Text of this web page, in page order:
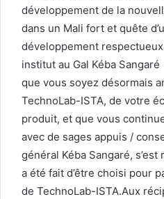
développement de la
dans un Mali fort et quête
développement
institut au Gal Kéba
que vous soyez désormais
TechnoLab-ISTA, de votre
produit, et que vous
avec de sages appuis /
général Kéba Sangaré,
a été fait d’être choisi pour
de TechnoLab-ISTA.Aux